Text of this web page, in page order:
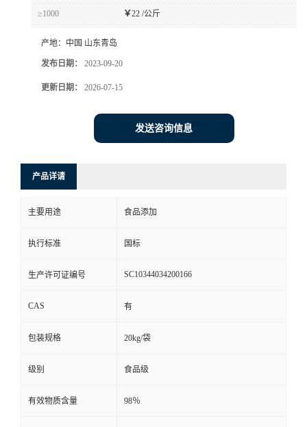
≥1000 ￥22 /公斤
产地： 中国 山东青岛
发布日期： 2023-09-20
更新日期： 2026-07-15
发送咨询信息
产品详请
主要用途 食品添加
执行标准 国标
生产许可证编号 SC10344034200166
CAS 有
包装规格 20kg/袋
级别 食品级
有效物质含量 98％